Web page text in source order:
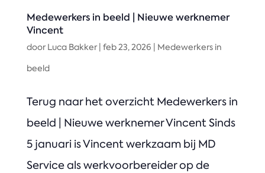
Medewerkers in beeld | Nieuwe werknemer
Vincent
door Luca Bakker| feb 23, 2026
Medewerkers in
beeld
Terug naar het overzicht Medewerkers in
beeld | Nieuwe werknemer Vincent Sinds
5 januari is Vincent werkzaam bij MD
Service als werkvoorbereider op de